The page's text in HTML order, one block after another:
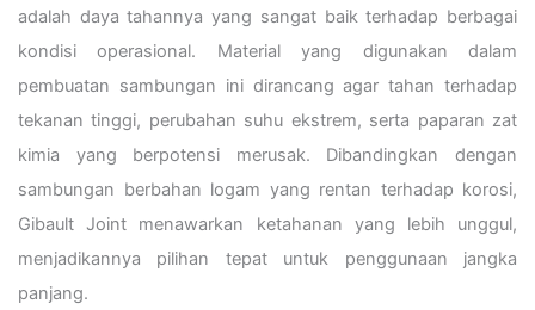
adalah daya tahannya yang sangat baik terhadap berbagai
kondisi operasional. Material yang digunakan dalam
pembuatan sambungan ini dirancang agar tahan terhadap
tekanan tinggi, perubahan suhu ekstrem, serta paparan zat
kimia yang berpotensi merusak. Dibandingkan dengan
sambungan berbahan logam yang rentan terhadap korosi,
Gibault Joint menawarkan ketahanan yang lebih unggul,
menjadikannya pilihan tepat untuk penggunaan jangka
panjang.